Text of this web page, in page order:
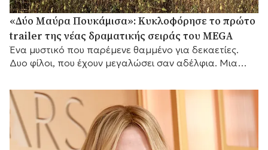
«Δύο Μαύρα Πουκάμισα»: Κυκλοφόρησε το πρώτο
trailer της νέας δραματικής σειράς του MEGA
Ένα μυστικό που παρέμενε θαμμένο για δεκαετίες.
Δυο φίλοι, που έχουν μεγαλώσει σαν αδέλφια. Μια